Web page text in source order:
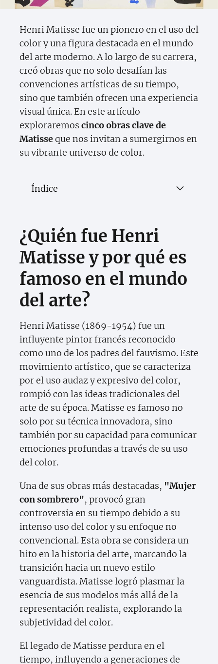
Henri Matisse fue un pionero en el uso del
color y una figura destacada en el mundo
del arte moderno. A lo largo de su carrera,
creó obras que no solo desafían las
convenciones artísticas de su tiempo,
sino que también ofrecen una experiencia
visual única. En este artículo
exploraremos cinco obras clave de
Matisseque nos invitan a sumergirnos en
su vibrante universo de color.
Índice
¿Quién fue Henri
Matisse y por qué es
famoso en el mundo
del arte?
Henri Matisse (1869-1954) fue un
influyente pintor francés reconocido
como uno de los padres del fauvismo. Este
movimiento artístico, que se caracteriza
por el uso audaz y expresivo del color,
rompió con las ideas tradicionales del
arte de su época. Matisse es famoso no
solo por su técnica innovadora, sino
también por su capacidad para comunicar
emociones profundas a través de su uso
del color.
Una de sus obras más destacadas, "Mujer
con sombrero", provocó gran
controversia en su tiempo debido a su
intenso uso del color y su enfoque no
convencional. Esta obra se considera un
hito en la historia del arte, marcando la
transición hacia un nuevo estilo
vanguardista. Matisse logró plasmar la
esencia de sus modelos más allá de la
representación realista, explorando la
subjetividad del color.
El legado de Matisse perdura en el
tiempo, influyendo a generaciones de